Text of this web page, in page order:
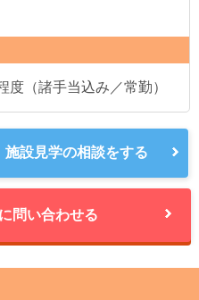
度（諸手当込み／常勤）
施設見学の相談をする
問い合わせる